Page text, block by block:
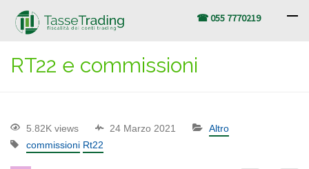
☎ 055 7770219
RT22 e commissioni
5.82K views 24 Marzo 2021
Altro
commissioni Rt22